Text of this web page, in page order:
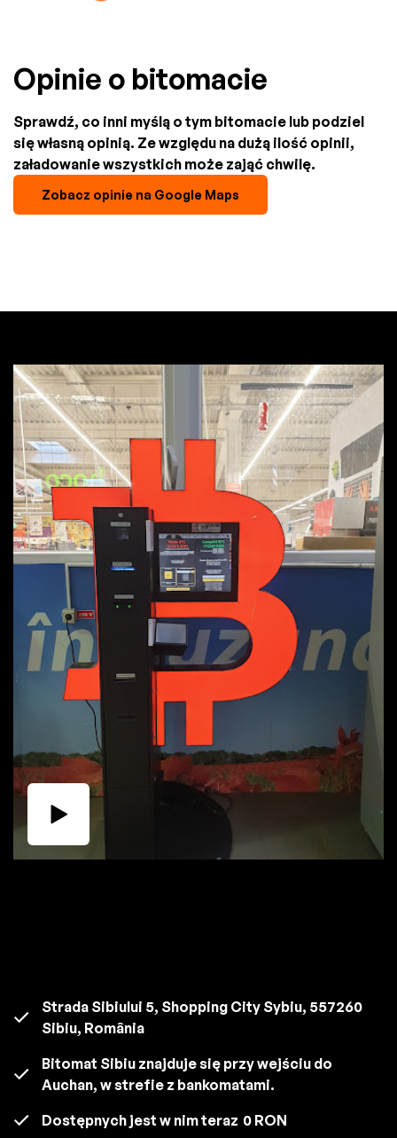
Opinie o bitomacie
Sprawdź, co inni myślą o tym bitomacie lub podziel
się własną opinią. Ze względu na dużą ilość opinii,
załadowanie wszystkich może zająć chwilę.
Zobacz opinie na Google Maps
Strada Sibiului 5, Shopping City Sybiu, 557260
Sibiu, România
Bitomat Sibiu znajduje się przy wejściu do
Auchan, w strefie z bankomatami.
Dostępnych jest w nim teraz 0 RON